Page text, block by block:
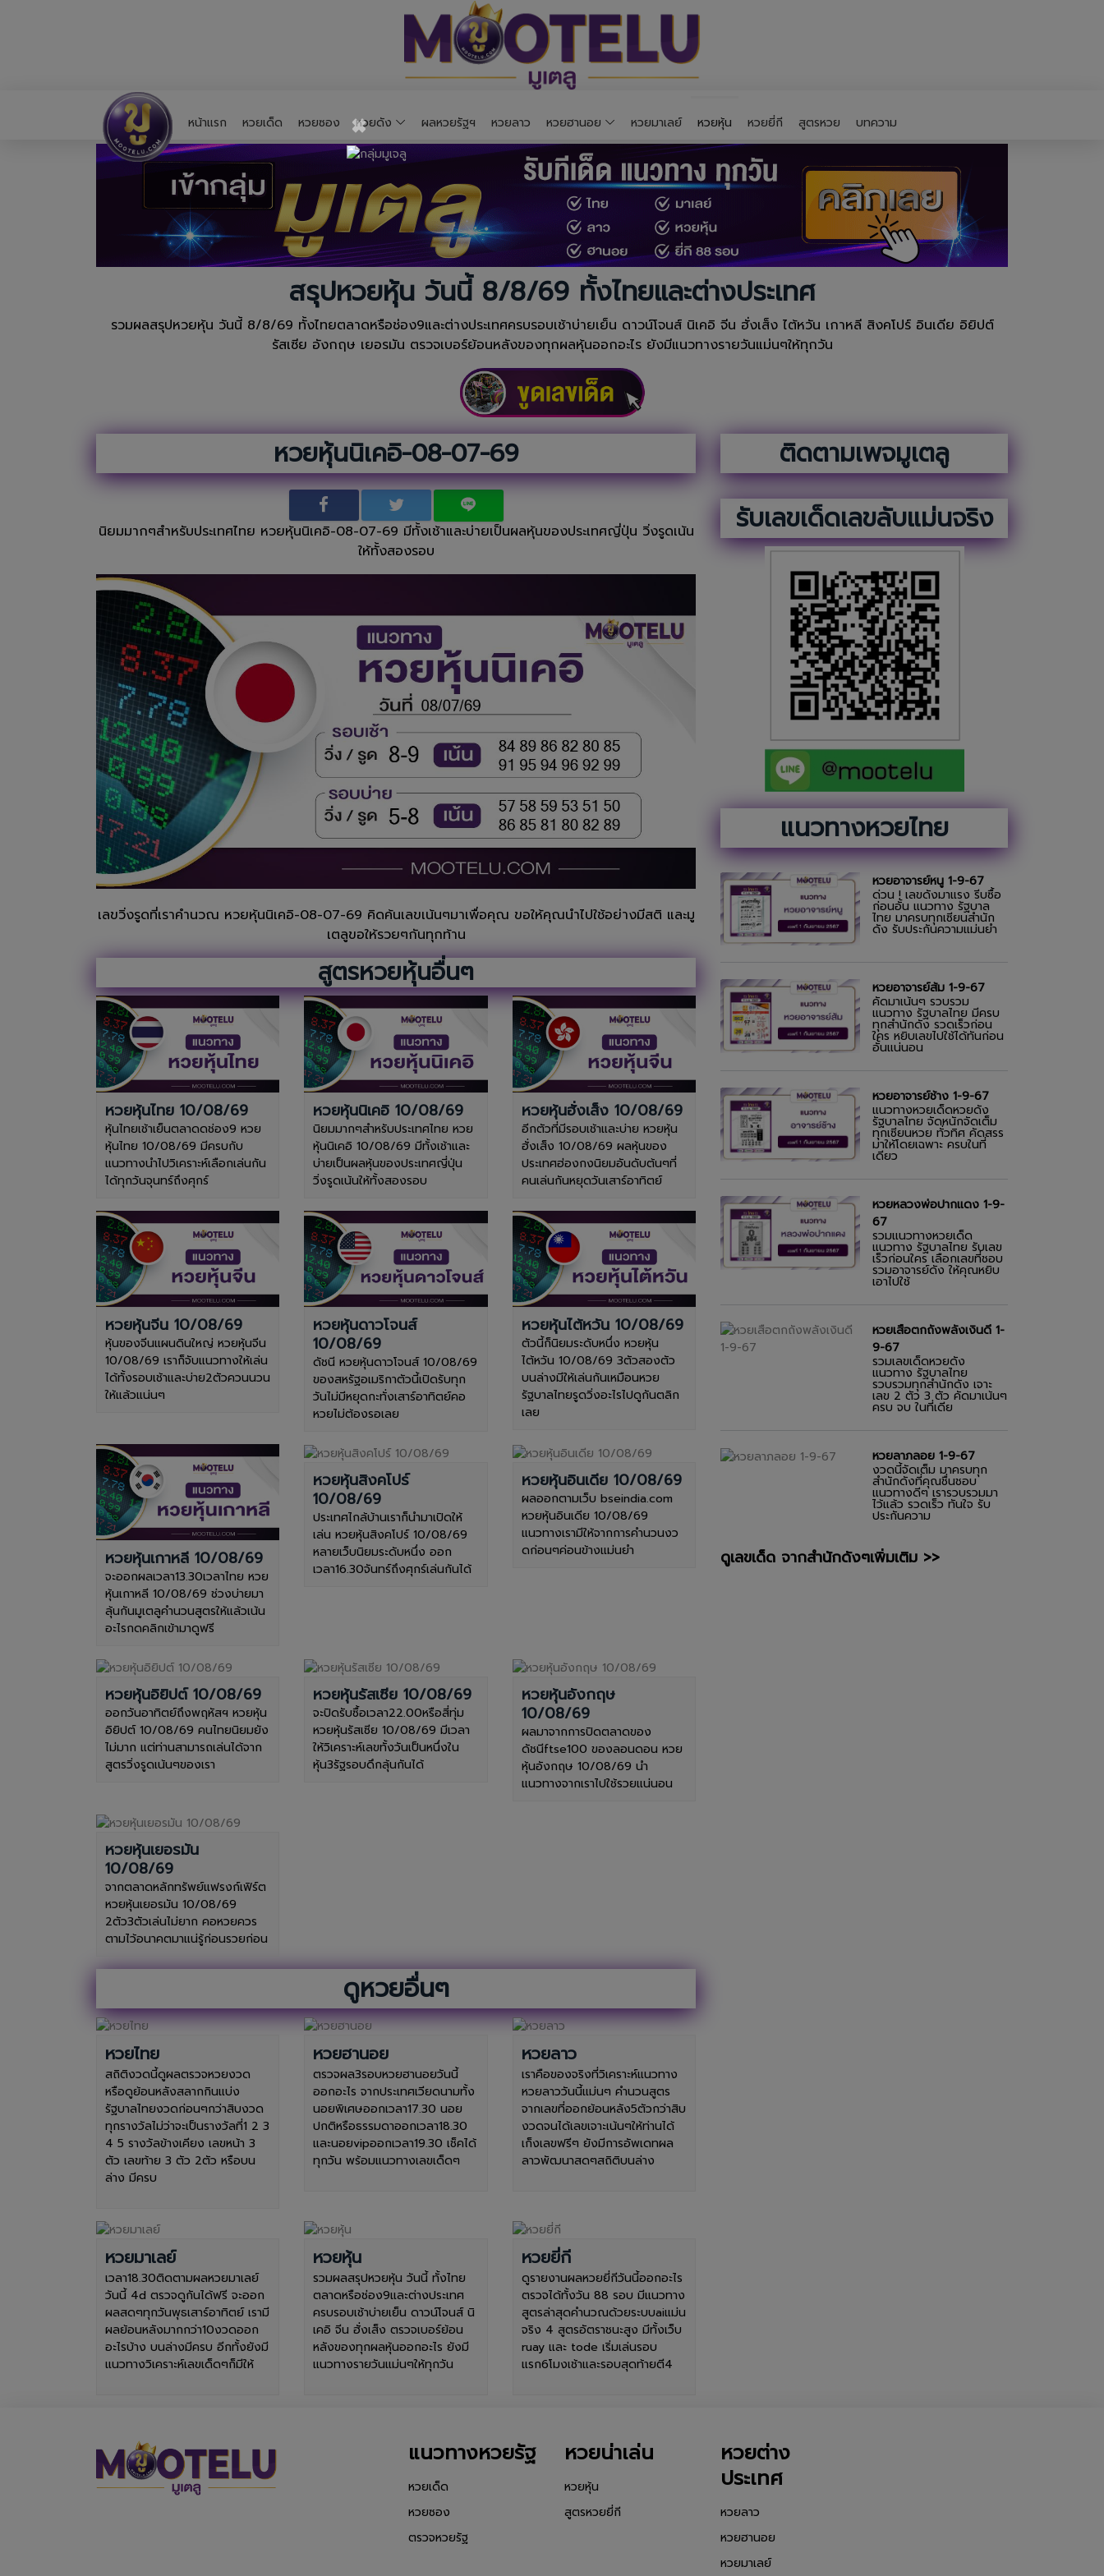
หน้าแรก หวยเด็ด หวยซอง หวยดัง ผลหวยรัฐฯ หวยลาว หวยฮานอย หวยมาเลย์ หวยหุ้น หวยยี่กี สูตรหวย บทความ
สรุปหวยหุ้น วันนี้ 8/8/69 ทั้งไทยและต่างประเทศ
รวมผลสรุปหวยหุ้น วันนี้ 8/8/69 ทั้งไทยตลาดหรือช่อง9และต่างประเทศครบรอบเช้าบ่ายเย็น ดาวน์โจนส์ นิเคอิ จีน ฮั่งเส็ง ไต้หวัน เกาหลี สิงคโปร์ อินเดีย อิยิปต์
รัสเซีย อังกฤษ เยอรมัน ตรวจเบอร์ย้อนหลังของทุกผลหุ้นออกอะไร ยังมีแนวทางรายวันแม่นๆให้ทุกวัน
หวยหุ้นนิเคอิ-08-07-69
นิยมมากๆสำหรับประเทศไทย หวยหุ้นนิเคอิ-08-07-69 มีทั้งเช้าและบ่ายเป็นผลหุ้นของประเทศญี่ปุ่น วิ่งรูดเน้น
ให้ทั้งสองรอบ
เลขวิ่งรูดที่เราคำนวณ หวยหุ้นนิเคอิ-08-07-69 คิดค้นเลขเน้นๆมาเพื่อคุณ ขอให้คุณนำไปใช้อย่างมีสติ และมู
เตลูขอให้รวยๆกันทุกท้าน
สูตรหวยหุ้นอื่นๆ
หวยหุ้นไทย 10/08/69
หุ้นไทยเช้าเย็นตลาดดช่อง9 หวย
หุ้นไทย 10/08/69 มีครบกับ
แนวทางนำไปวิเคราะห์เลือกเล่นกัน
ได้ทุกวันจุนทร์ถึงศุกร์
หวยหุ้นนิเคอิ 10/08/69
นิยมมากๆสำหรับประเทศไทย หวย
หุ้นนิเคอิ 10/08/69 มีทั้งเช้าและ
บ่ายเป็นผลหุ้นของประเทศญี่ปุ่น
วิ่งรูดเน้นให้ทั้งสองรอบ
หวยหุ้นฮั่งเส็ง 10/08/69
อีกตัวที่มีรอบเช้าและบ่าย หวยหุ้น
ฮั่งเส็ง 10/08/69 ผลหุ้นของ
ประเทศฮ่องกงนิยมอันดับต้นๆที่
คนเล่นกันหยุดวันเสาร์อาทิตย์
หวยหุ้นจีน 10/08/69
หุ้นของจีนแผนดินใหญ่ หวยหุ้นจีน
10/08/69 เราก็จับแนวทางให้เล่น
ได้ทั้งรอบเช้าและบ่าย2ตัวควนนวน
ให้แล้วแน่นๆ
หวยหุ้นดาวโจนส์
10/08/69
ดัชนี หวยหุ้นดาวโจนส์ 10/08/69
ของสหรัฐอเมริกาตัวนี้เปิดรับทุก
วันไม่มีหยุดกะทั่งเสาร์อาทิตย์คอ
หวยไม่ต้องรอเลย
หวยหุ้นไต้หวัน 10/08/69
ตัวนี้ก็นิยมระดับหนึ่ง หวยหุ้น
ไต้หวัน 10/08/69 3ตัวสองตัว
บนล่างมีให้เล่นกันเหมือนหวย
รัฐบาลไทยรูดวิ่งอะไรไปดูกันตลิก
เลย
หวยหุ้นเกาหลี 10/08/69
จะออกผลเวลา13.30เวลาไทย หวย
หุ้นเกาหลี 10/08/69 ช่วงบ่ายมา
ลุ้นกันมูเตลูคำนวนสูตรให้แล้วเน้น
อะไรกดคลิกเข้ามาดูฟรี
หวยหุ้นสิงคโปร์
10/08/69
ประเทศไกล้บ้านเราก็นำมาเปิดให้
เล่น หวยหุ้นสิงคโปร์ 10/08/69
หลายเว็บนิยมระดับหนึ่ง ออก
เวลา16.30จันทร์ถึงศุกร์เล่นกันได้
หวยหุ้นอินเดีย 10/08/69
ผลออกตามเว็บ bseindia.com
หวยหุ้นอินเดีย 10/08/69
แนวทางเรามีให้จากการคำนวนงว
ดก่อนๆค่อนข้างแม่นยำ
หวยหุ้นอิยิปต์ 10/08/69
ออกวันอาทิตย์ถึงพฤหัสฯ หวยหุ้น
อิยิปต์ 10/08/69 คนไทยนิยมยัง
ไม่มาก แต่ท่านสามารถเล่นได้จาก
สูตรวิ่งรูดเน้นๆของเรา
หวยหุ้นรัสเซีย 10/08/69
จะปิดรับซื้อเวลา22.00หรือสี่ทุ่ม
หวยหุ้นรัสเซีย 10/08/69 มีเวลา
ให้วิเคราะห์เลขทั้งวันเป็นหนึ่งใน
หุ้น3รัฐรอบดึกลุ้นกันได้
หวยหุ้นอังกฤษ
10/08/69
ผลมาจากการปิดตลาดของ
ดัชนีftse100 ของลอนดอน หวย
หุ้นอังกฤษ 10/08/69 นำ
แนวทางจากเราไปใช้รวยแน่นอน
หวยหุ้นเยอรมัน
10/08/69
จากตลาดหลักทรัพย์แฟรงก์เฟิร์ต
หวยหุ้นเยอรมัน 10/08/69
2ตัว3ตัวเล่นไม่ยาก คอหวยควร
ตามไว้อนาคตมาแน่รู้ก่อนรวยก่อน
ดูหวยอื่นๆ
หวยไทย
สถิติงวดนี้ดูผลตรวจหวยงวด
หรือดูย้อนหลังสลากกินแบ่ง
รัฐบาลไทยงวดก่อนๆกว่าสิบงวด
ทุกรางวัลไม่ว่าจะเป็นรางวัลที่1 2 3
4 5 รางวัลข้างเคียง เลขหน้า 3
ตัว เลขท้าย 3 ตัว 2ตัว หรือบน
ล่าง มีครบ
หวยฮานอย
ตรวจผล3รอบหวยฮานอยวันนี้
ออกอะไร จากประเทศเวียดนามทั้ง
นอยพิเศษออกเวลา17.30 นอย
ปกติหรือธรรมดาออกเวลา18.30
และนอยvipออกเวลา19.30 เช็คได้
ทุกวัน พร้อมแนวทางเลขเด็ดๆ
หวยลาว
เราคือของจริงที่วิเคราะห์แนวทาง
หวยลาววันนี้แม่นๆ คำนวนสูตร
จากเลขที่ออกย้อนหลัง5ตัวกว่าสิบ
งวดจนได้เลขเจาะเน้นๆให้ท่านได้
เก็งเลขฟรีๆ ยังมีการอัพเดทผล
ลาวพัฒนาสดๆสถิติบนล่าง
หวยมาเลย์
เวลา18.30ติดตามผลหวยมาเลย์
วันนี้ 4d ตรวจดูกันได้ฟรี จะออก
ผลสดๆทุกวันพุธเสาร์อาทิตย์ เรามี
ผลย้อนหลังมากกว่า10งวดออก
อะไรบ้าง บนล่างมีครบ อีกทั้งยังมี
แนวทางวิเคราะห์เลขเด็ดๆก็มีให้
หวยหุ้น
รวมผลสรุปหวยหุ้น วันนี้ ทั้งไทย
ตลาดหรือช่อง9และต่างประเทศ
ครบรอบเช้าบ่ายเย็น ดาวน์โจนส์ นิ
เคอิ จีน ฮั่งเส็ง ตรวจเบอร์ย้อน
หลังของทุกผลหุ้นออกอะไร ยังมี
แนวทางรายวันแม่นๆให้ทุกวัน
หวยยี่กี
ดูรายงานผลหวยยี่กีวันนี้ออกอะไร
ตรวจได้ทั้งวัน 88 รอบ มีแนวทาง
สูตรล่าสุดคำนวณด้วยระบบaiแม่น
จริง 4 สูตรอัตราชนะสูง มีทั้งเว็บ
ruay และ tode เริ่มเล่นรอบ
แรก6โมงเช้าและรอบสุดท้ายตี4
ติดตามเพจมูเตลู
รับเลขเด็ดเลขลับแม่นจริง
แนวทางหวยไทย
หวยอาจารย์หนู 1-9-67
ด่วน ! เลขดังมาแรง รีบซื้อ
ก่อนอั้น แนวทาง รัฐบาล
ไทย มาครบทุกเซียนสำนัก
ดัง รับประกันความแม่นยำ
หวยอาจารย์ส้ม 1-9-67
คัดมาเน้นๆ รวบรวม
แนวทาง รัฐบาลไทย มีครบ
ทุกสำนักดัง รวดเร็วก่อน
ใคร หยิบเลขไปใช้ได้ทันก่อน
อั้นแน่นอน
หวยอาจารย์ช้าง 1-9-67
แนวทางหวยเด็ดหวยดัง
รัฐบาลไทย จัดหนักจัดเต็ม
ทุกเซียนหวย ทั่วทิศ คัดสรร
มาให้โดยเฉพาะ ครบในที่
เดียว
หวยหลวงพ่อปากแดง 1-9-
67
รวมแนวทางหวยเด็ด
แนวทาง รัฐบาลไทย รับเลข
เร็วก่อนใคร เลือกเลขที่ชอบ
รวมอาจารย์ดัง ให้คุณหยิบ
เอาไปใช้
หวยเสือตกถังพลังเงินดี 1-
9-67
รวมเลขเด็ดหวยดัง
แนวทาง รัฐบาลไทย
รวบรวมทุกสำนักดัง เจาะ
เลข 2 ตัว 3 ตัว คัดมาเน้นๆ
ครบ จบ ในที่เดีย
หวยลาภลอย 1-9-67
งวดนี้จัดเต็ม มาครบทุก
สำนักดังที่คุณชื่นชอบ
แนวทางดีๆ เรารวบรวมมา
ไว้แล้ว รวดเร็ว ทันใจ รับ
ประกันความ
ดูเลขเด็ด จากสำนักดังๆเพิ่มเติม >>
×
แนวทางหวยรัฐ
หวยเด็ด
หวยซอง
ตรวจหวยรัฐ
หวยน่าเล่น
หวยหุ้น
สูตรหวยยี่กี
หวยต่าง
ประเทศ
หวยลาว
หวยฮานอย
หวยมาเลย์